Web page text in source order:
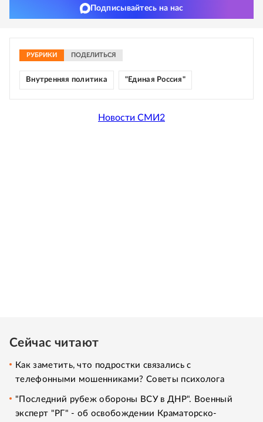
Подписывайтесь на нас
РУБРИКИ ПОДЕЛИТЬСЯ
Внутренняя политика "Единая Россия"
Новости СМИ2
Сейчас читают
Как заметить, что подростки связались с
телефонными мошенниками? Советы психолога
"Последний рубеж обороны ВСУ в ДНР". Военный
эксперт "РГ" - об освобождении Краматорско-